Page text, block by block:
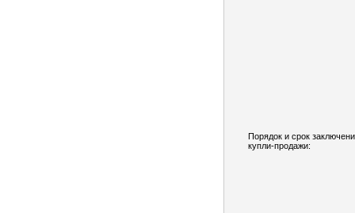
Порядок и срок
купли-продажи: